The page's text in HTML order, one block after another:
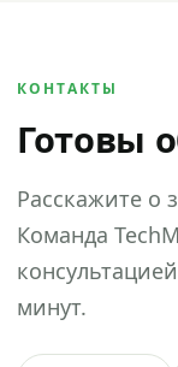
КОНТАКТЫ
Готовы
Расскажите о
Команда
минут.